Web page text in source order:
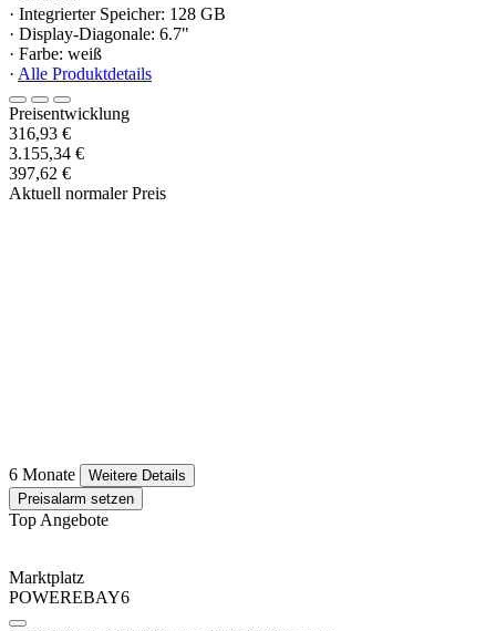
· Integrierter Speicher: 128 GB
· Display-Diagonale: 6.7"
· Farbe: weiß
· Alle Produktdetails
Preisentwicklung
316,93 €
3.155,34 €
397,62 €
Aktuell normaler Preis
6 Monate
Weitere Details
Preisalarm setzen
Top Angebote
Marktplatz
POWEREBAY6